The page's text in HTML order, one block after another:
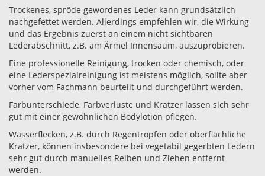
Trockenes, spröde gewordenes Leder kann grundsätzlich
nachgefettet werden. Allerdings empfehlen wir, die Wirkung
und das Ergebnis zuerst an einem nicht sichtbaren
Lederabschnitt, z.B. am Ärmel Innensaum, auszuprobieren.
Eine professionelle Reinigung, trocken oder chemisch, oder
eine Lederspezialreinigung ist meistens möglich, sollte aber
vorher vom Fachmann beurteilt und durchgeführt werden.
Farbunterschiede, Farbverluste und Kratzer lassen sich sehr
gut mit einer gewöhnlichen Bodylotion pflegen.
Wasserflecken, z.B. durch Regentropfen oder oberflächliche
Kratzer, können insbesondere bei vegetabil gegerbten Ledern
sehr gut durch manuelles Reiben und Ziehen entfernt
werden.